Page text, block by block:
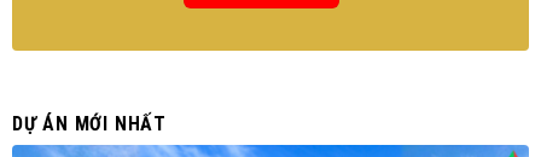
DỰ ÁN MỚI NHẤT